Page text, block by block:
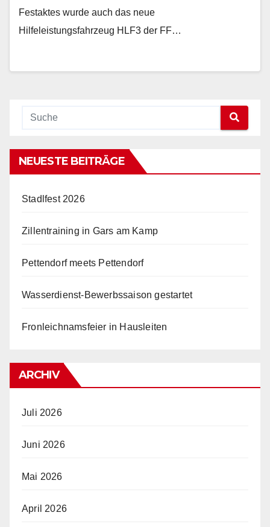
Festaktes wurde auch das neue
Hilfeleistungsfahrzeug HLF3 der FF…
NEUESTE BEITRÄGE
Stadlfest 2026
Zillentraining in Gars am Kamp
Pettendorf meets Pettendorf
Wasserdienst-Bewerbssaison gestartet
Fronleichnamsfeier in Hausleiten
ARCHIV
Juli 2026
Juni 2026
Mai 2026
April 2026